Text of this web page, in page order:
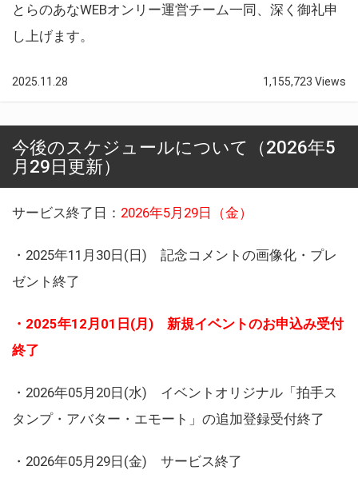
とらのあなWEBオンリー運営チーム一同、深く御礼申
し上げます。
2025.11.28 1,155,723 Views
今後のスケジュールについて（2026年5
月29日更新）
サービス終了日： 2026年5月29日（金）
・2025年11月30日(日) 記念コメントの画像化・プレ
ゼント終了
・2025年12月01日(月) 新規イベントのお申込み受付
終了
・2026年05月20日(水) イベントオリジナル「拍手ス
タンプ・アバター・エモート」の追加登録受付終了
・2026年05月29日(金) サービス終了